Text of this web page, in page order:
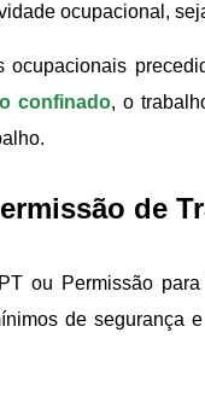
ocupacional,
ocupacionais
confinado, o
de
ou Permissão
de segurança